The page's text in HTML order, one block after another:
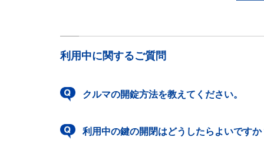
利用中に関するご質問
クルマの開錠方法を教えてください。
利用中の鍵の開閉はどうしたらよいですか